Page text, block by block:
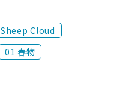
Sheep Cloud
01 春物